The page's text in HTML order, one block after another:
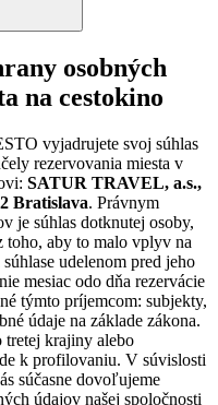
osobných
na cestokino
vyjadrujete svoj súhlas
rezervovania miesta v
SATUR TRAVEL, a.s.,
Bratislava. Právnym
je súhlas dotknutej osoby,
aby to malo vplyv na
udelenom pred jeho
mesiac odo dňa rezervácie
týmto príjemcom: subjekty,
údaje na základe zákona.
tretej krajiny alebo
k profilovaniu. V súvislosti
súčasne dovoľujeme
údajov našej spoločnosti